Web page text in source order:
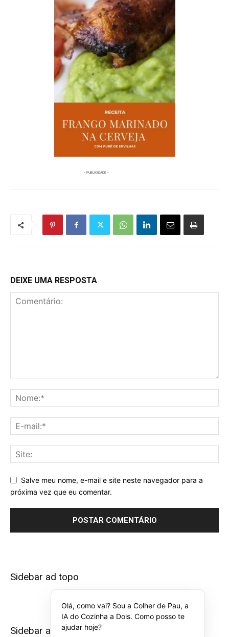
DEIXE UMA RESPOSTA
Salve meu nome, e-mail e site neste navegador para a
próxima vez que eu comentar.
Sidebar ad topo
Sidebar ad bottom
Olá, como vai? Sou a Colher de Pau, a
IA do Cozinha a Dois. Como posso te
ajudar hoje?